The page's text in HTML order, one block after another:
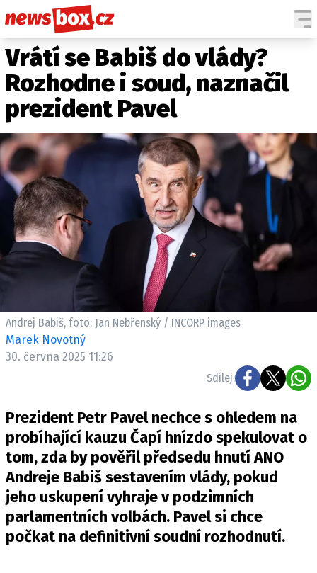
DOMÁCÍ
ZAHRANIČÍ
KRIMI
EKONOMIKA
KULTURA
SPOLEČNOST
SPORT
ČESKÉ CELEBRITY
SVĚTOVÉ CELEBRITY
SLEDUJTE NÁS NA
Máte příběh, fotku nebo video?
Pošlete e-mail na newsbox.cz
KONTAKT
VYDAVATEL
INZERCE
OSOBNÍ ÚDAJE / COOKIES
VOLNÁ MÍSTA
Vrátí se Babiš do vlády?
Rozhodne i soud, naznačil
prezident Pavel
Andrej Babiš, foto: Jan Nebřenský / INCORP images
Marek Novotný
30. června 2025 11:26
Sdílej:
Prezident Petr Pavel nechce s ohledem na
probíhající kauzu Čapí hnízdo spekulovat o
tom, zda by pověřil předsedu hnutí ANO
Andreje Babiš sestavením vlády, pokud
jeho uskupení vyhraje v podzimních
parlamentních volbách. Pavel si chce
počkat na definitivní soudní rozhodnutí.